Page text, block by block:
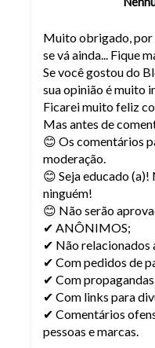
Muito obrigado, por
se vá ainda... Fique
Se você gostou do
sua opinião é muito
Ficarei muito feliz
Mas antes de
😊 Os comentários
moderação.
😊 Seja educado
ninguém!
😊 Não serão
✔ ANÔNIMOS;
✔ Não relacionados
✔ Com pedidos de
✔ Com propagandas
✔ Com links para
✔ Comentários
pessoas e marcas.